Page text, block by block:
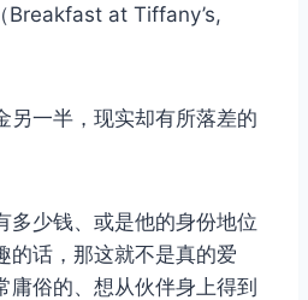
Breakfast at Tiffany’s,
另一半，现实却有所落差的
多少钱、或是他的身份地位
的话，那这就不是真的爱
庸俗的、想从伙伴身上得到